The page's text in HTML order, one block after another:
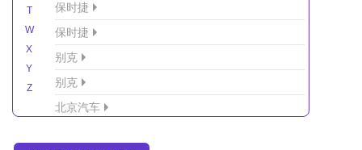
T
W
X
Y
Z
保时捷
保时捷
别克
别克
北京汽车